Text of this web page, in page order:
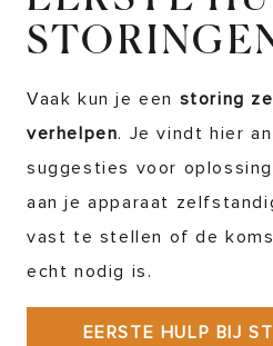
Vaak kun je een storing
verhelpen. Je vindt hier
suggesties voor
aan je apparaat
vast te stellen of de
echt nodig is.
EERSTE HULP BIJ